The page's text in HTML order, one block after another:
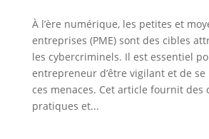
À l’ère numérique, les petites et
entreprises (PME) sont des cibles
les cybercriminels. Il est essentiel
entrepreneur d’être vigilant et de
ces menaces. Cet article fournit des
pratiques et...